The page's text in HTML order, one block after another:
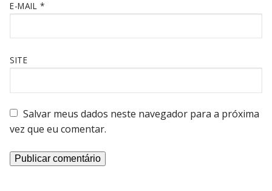
E-MAIL *
SITE
Salvar meus dados neste navegador para a próxima
vez que eu comentar.